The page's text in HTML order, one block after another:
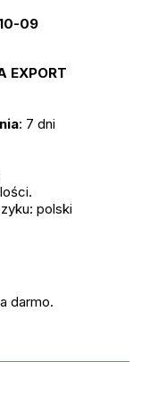
09
EXPORT
: 7 dni
polski
darmo.